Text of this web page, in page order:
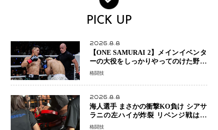
PICK UP
2026.8.8
【ONE SAMURAI 2】メインイベンタ
ーの大役をしっかりやってのけた野杁
正明が衝撃のリベンジ！ リウ・メン
ーで完全決着
格闘技
2026.8.8
海人選手 まさかの衝撃KO負け シアサ
ラニの左ハイが炸裂 リベンジ戦は一
瞬で決着
格闘技